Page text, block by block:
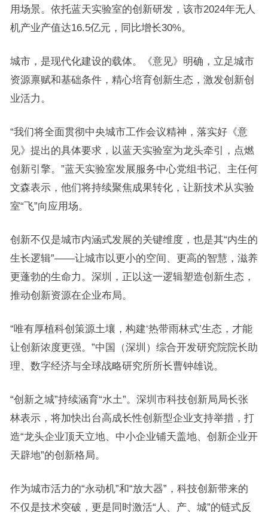
用场景。依托蓝天实验室的创新研发，该市2024年无人
机产业产值达16.5亿元，同比增长30%。
城市，是现代化建设的载体。《意见》明确，立足城市
资源禀赋和基础条件，精心培育创新生态，激发创新创
业活力。
“我们将全面贯彻中央城市工作会议精神，落实好《意
见》提出的具体要求，以蓝天实验室为龙头牵引，点燃
创新引擎。”蓝天实验室发展服务中心党组书记、主任何
文森表示，他们将持续聚焦成果转化，让新技术从实验
室“飞”向应用场。
创新不仅是城市内涵式发展的关键维度，也是其“内生的
生长逻辑”——让城市以更小的空间、更高的智慧，滋养
更蓬勃的生命力。深圳，正以这一逻辑塑造创新生态，
推动创新资源在企业布局。
“唯有厚植科创策源土壤，构建‘热带雨林式’生态，才能
让创新浓度更强。”中国（深圳）综合开发研究院院长助
理、数字经济与全球战略研究所所长曹钟雄说。
“创新之城”持续涵育“水土”。深圳市科技创新局局长张
林表示，将加快出台高成长性创新型企业支持举措，打
造“龙头企业顶天立地、中小企业铺天盖地、创新企业开
天辟地”的创新格局。
作为城市活力的“永动机”和“放大器”，科技创新带来的
不仅是技术突破，更是同时激活“人、产、城”的链式反